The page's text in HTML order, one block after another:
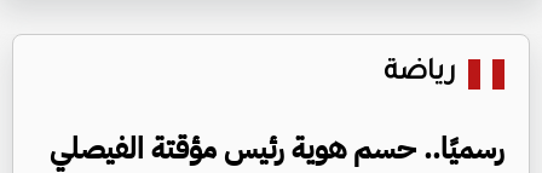
رياضة
رسميًا.. حسم هوية رئيس مؤقتة الفيصلي